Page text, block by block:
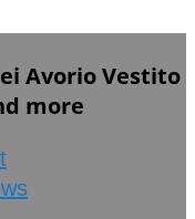
Avorio Vestito
more